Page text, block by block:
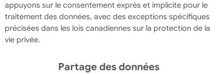
appuyons sur le consentement exprès et implicite pour le
traitement des données, avec des exceptions spécifiques
précisées dans les lois canadiennes sur la protection de la
vie privée.
Partage des données